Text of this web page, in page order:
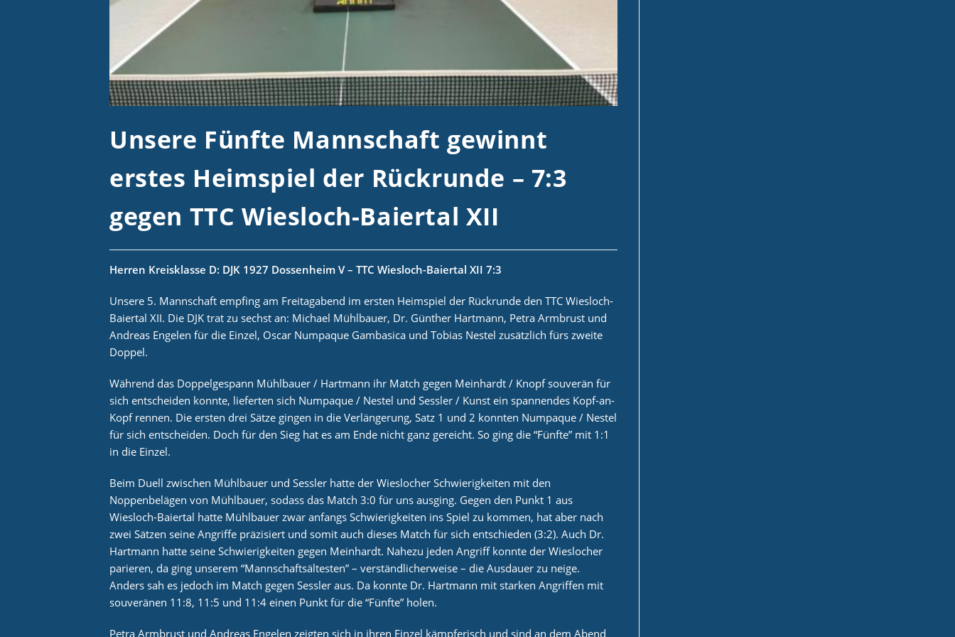
Unsere Fünfte Mannschaft gewinnt
erstes Heimspiel der Rückrunde – 7:3
gegen TTC Wiesloch-Baiertal XII
Herren Kreisklasse D: DJK 1927 Dossenheim V – TTC Wiesloch-Baiertal XII 7:3
Unsere 5. Mannschaft empfing am Freitagabend im ersten Heimspiel der Rückrunde den TTC Wiesloch-
Baiertal XII. Die DJK trat zu sechst an: Michael Mühlbauer, Dr. Günther Hartmann, Petra Armbrust und
Andreas Engelen für die Einzel, Oscar Numpaque Gambasica und Tobias Nestel zusätzlich fürs zweite
Doppel.
Während das Doppelgespann Mühlbauer / Hartmann ihr Match gegen Meinhardt / Knopf souverän für
sich entscheiden konnte, lieferten sich Numpaque / Nestel und Sessler / Kunst ein spannendes Kopf-an-
Kopf rennen. Die ersten drei Sätze gingen in die Verlängerung, Satz 1 und 2 konnten Numpaque / Nestel
für sich entscheiden. Doch für den Sieg hat es am Ende nicht ganz gereicht. So ging die “Fünfte” mit 1:1
in die Einzel.
Beim Duell zwischen Mühlbauer und Sessler hatte der Wieslocher Schwierigkeiten mit den
Noppenbelägen von Mühlbauer, sodass das Match 3:0 für uns ausging. Gegen den Punkt 1 aus
Wiesloch-Baiertal hatte Mühlbauer zwar anfangs Schwierigkeiten ins Spiel zu kommen, hat aber nach
zwei Sätzen seine Angriffe präzisiert und somit auch dieses Match für sich entschieden (3:2). Auch Dr.
Hartmann hatte seine Schwierigkeiten gegen Meinhardt. Nahezu jeden Angriff konnte der Wieslocher
parieren, da ging unserem “Mannschaftsältesten” – verständlicherweise – die Ausdauer zu neige.
Anders sah es jedoch im Match gegen Sessler aus. Da konnte Dr. Hartmann mit starken Angriffen mit
souveränen 11:8, 11:5 und 11:4 einen Punkt für die “Fünfte” holen.
Petra Armbrust und Andreas Engelen zeigten sich in ihren Einzel kämpferisch und sind an dem Abend